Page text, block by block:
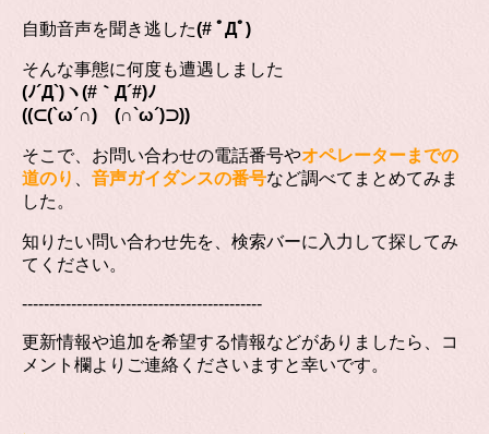
自動音声を聞き逃した(# ﾟДﾟ)
そんな事態に何度も遭遇しました
(ﾉ´Д`)ヽ(#｀Д´#)ﾉ
((⊂(`ω´∩) (∩`ω´)⊃))
そこで、お問い合わせの電話番号やオペレーターまでの
道のり
音声ガイダンスの番号など調べてまとめてみま
した。
知りたい問い合わせ先を、検索バーに入力して探してみ
てください。
--------------------------------------------
更新情報や追加を希望する情報などがありましたら、コ
メント欄よりご連絡くださいますと幸いです。